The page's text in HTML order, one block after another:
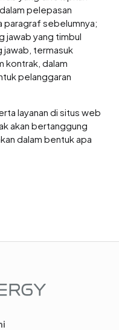
pelepasan
paragraf sebelumnya;
jawab yang timbul
jawab, termasuk
kontrak, dalam
pelanggaran
layanan di situs web
akan bertanggung
dalam bentuk apa